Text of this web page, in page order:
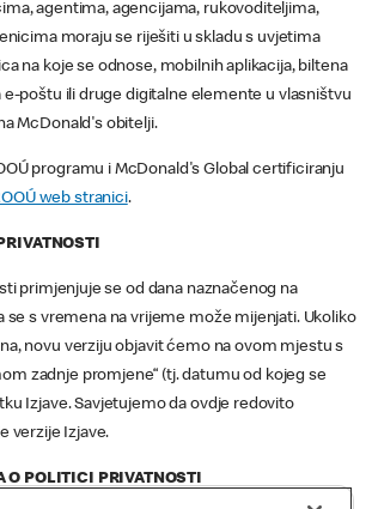
agentima, agencijama, rukovoditeljima,
moraju se riješiti u skladu s uvjetima
na koje se odnose, mobilnih aplikacija, biltena
poštu ili druge digitalne elemente u vlasništvu
McDonald's obitelji.
programu i McDonald's Global certificiranju
web stranici.
primjenjuje se od dana naznačenog na
se s vremena na vrijeme može mijenjati. Ukoliko
novu verziju objavit ćemo na ovom mjestu s
zadnje promjene“ (tj. datumu od kojeg se
Izjave. Savjetujemo da ovdje redovito
verzije Izjave.
O POLITICI PRIVATNOSTI